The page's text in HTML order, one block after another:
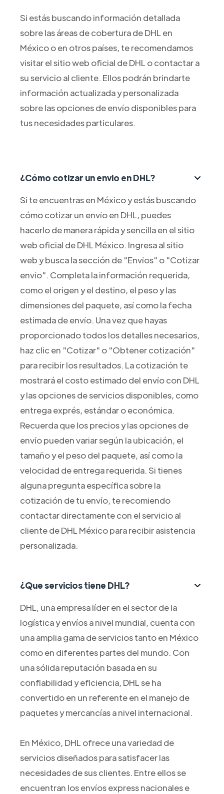
Si estás buscando información detallada
sobre las áreas de cobertura de DHL en
México o en otros países, te recomendamos
visitar el sitio web oficial de DHL o contactar a
su servicio al cliente. Ellos podrán brindarte
información actualizada y personalizada
sobre las opciones de envío disponibles para
tus necesidades particulares.
¿Cómo cotizar un envio en DHL?
Si te encuentras en México y estás buscando
cómo cotizar un envío en DHL, puedes
hacerlo de manera rápida y sencilla en el sitio
web oficial de DHL México. Ingresa al sitio
web y busca la sección de "Envíos" o "Cotizar
envío". Completa la información requerida,
como el origen y el destino, el peso y las
dimensiones del paquete, así como la fecha
estimada de envío. Una vez que hayas
proporcionado todos los detalles necesarios,
haz clic en "Cotizar" o "Obtener cotización"
para recibir los resultados. La cotización te
mostrará el costo estimado del envío con DHL
y las opciones de servicios disponibles, como
entrega exprés, estándar o económica.
Recuerda que los precios y las opciones de
envío pueden variar según la ubicación, el
tamaño y el peso del paquete, así como la
velocidad de entrega requerida. Si tienes
alguna pregunta específica sobre la
cotización de tu envío, te recomiendo
contactar directamente con el servicio al
cliente de DHL México para recibir asistencia
personalizada.
¿Que servicios tiene DHL?
DHL, una empresa líder en el sector de la
logística y envíos a nivel mundial, cuenta con
una amplia gama de servicios tanto en México
como en diferentes partes del mundo. Con
una sólida reputación basada en su
confiabilidad y eficiencia, DHL se ha
convertido en un referente en el manejo de
paquetes y mercancías a nivel internacional.
En México, DHL ofrece una variedad de
servicios diseñados para satisfacer las
necesidades de sus clientes. Entre ellos se
encuentran los envíos express nacionales e